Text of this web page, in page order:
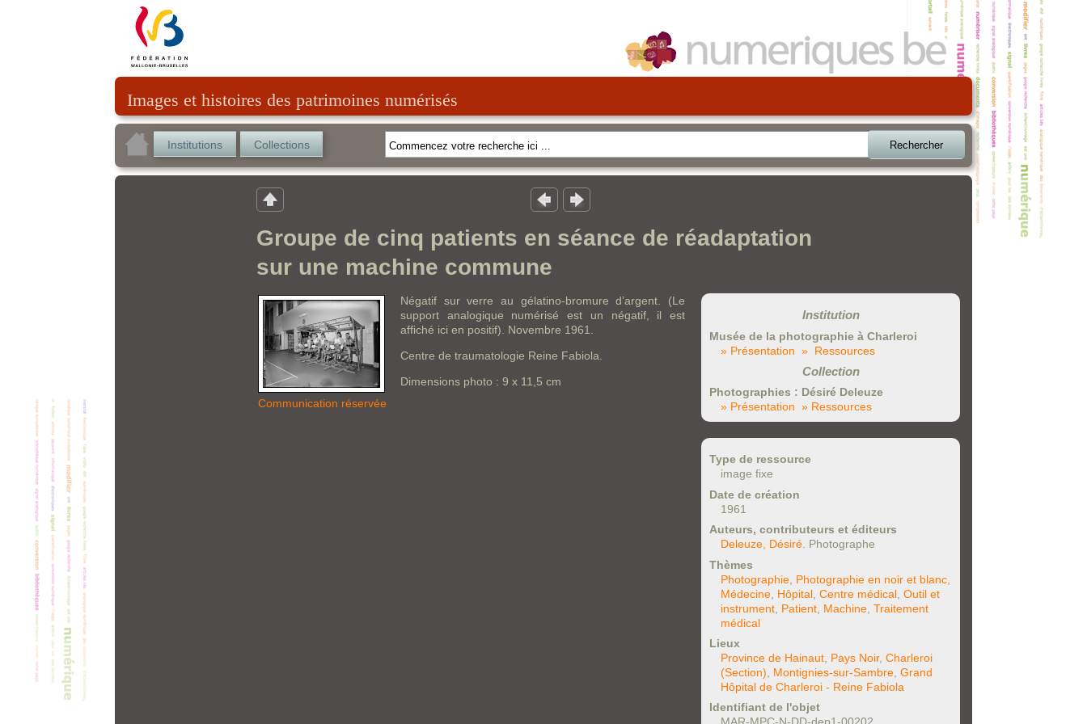
Images et histoires des patrimoines numérisés
Institutions Collections Rechercher
Groupe de cinq patients en séance de réadaptation
sur une machine commune
Communication réservée
Négatif sur verre au gélatino-bromure d’argent. (Le
support analogique numérisé est un négatif, il est
affiché ici en positif). Novembre 1961.
Centre de traumatologie Reine Fabiola.
Dimensions photo : 9 x 11,5 cm
Institution
Musée de la photographie à Charleroi
» Présentation » Ressources
Collection
Photographies : Désiré Deleuze
» Présentation » Ressources
Type de ressource
image fixe
Date de création
1961
Auteurs, contributeurs et éditeurs
Deleuze, Désiré. Photographe
Thèmes
Photographie Photographie en noir et blanc
Médecine Hôpital Centre médical Outil et
instrument Patient Machine Traitement
médical
Lieux
Province de Hainaut Pays Noir, Charleroi
(Section)
Montignies-sur-Sambre Grand
Hôpital de Charleroi - Reine Fabiola
Identifiant de l'objet